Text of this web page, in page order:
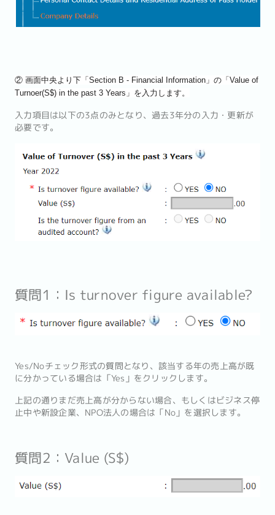
② 画面中央より下「Section B - Financial Information」の「Value of
Turnoer(S$) in the past 3 Years」を入力します。
入力項目は以下の3点のみとなり、過去3年分の入力・更新が
必要です。
質問1：Is turnover figure available?
Yes/Noチェック形式の質問となり、該当する年の売上高が既
に分かっている場合は「Yes」をクリックします。
上記の通りまだ売上高が分からない場合、もしくはビジネス停
止中や新設企業、NPO法人の場合は「No」を選択します。
質問2：Value (S$)